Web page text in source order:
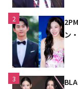
2
ン
3